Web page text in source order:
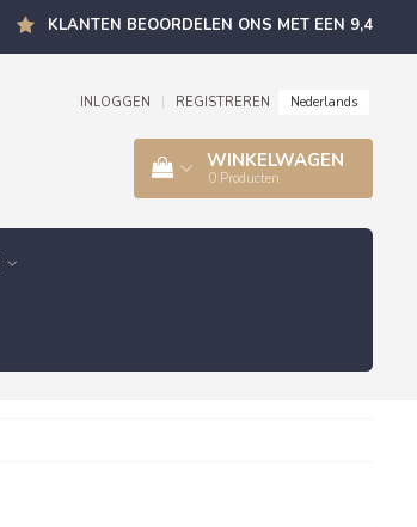
KLANTEN BEOORDELEN ONS MET EEN 9,4
INLOGGEN REGISTREREN Nederlands
WINKELWAGEN
0 Producten